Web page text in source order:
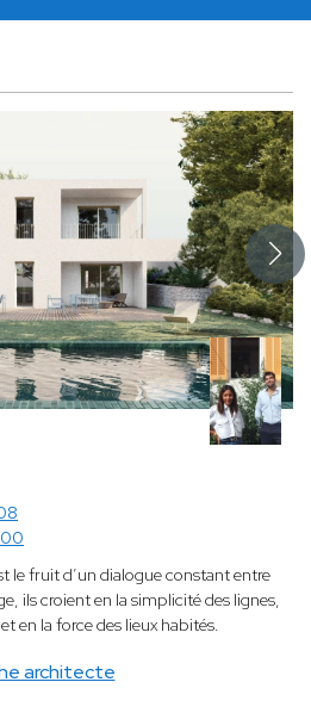
architecte
le fruit d’un dialogue constant entre
ils croient en la simplicité des lignes,
en la force des lieux habités.